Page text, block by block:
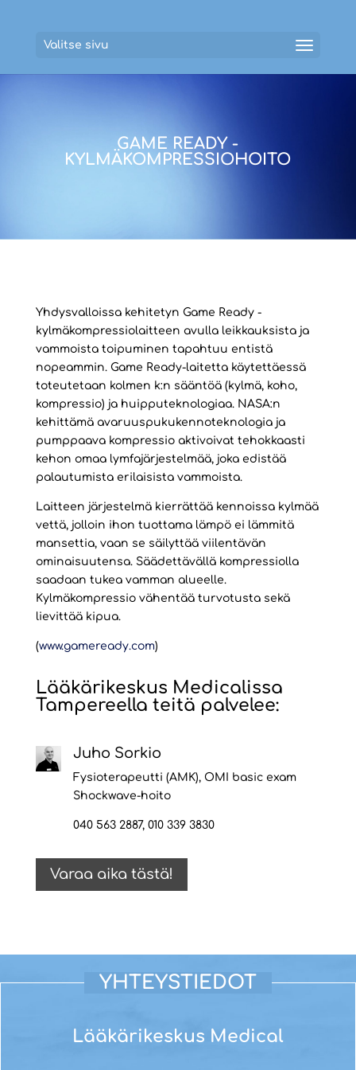
Valitse sivu
GAME READY -
KYLMÄKOMPRESSIOHOITO
Yhdysvalloissa kehitetyn Game Ready -
kylmäkompressiolaitteen avulla leikkauksista ja
vammoista toipuminen tapahtuu entistä
nopeammin. Game Ready-laitetta käytettäessä
toteutetaan kolmen k:n sääntöä (kylmä, koho,
kompressio) ja huipputeknologiaa. NASA:n
kehittämä avaruuspukukennoteknologia ja
pumppaava kompressio aktivoivat tehokkaasti
kehon omaa lymfajärjestelmää, joka edistää
palautumista erilaisista vammoista.
Laitteen järjestelmä kierrättää kennoissa kylmää
vettä, jolloin ihon tuottama lämpö ei lämmitä
mansettia, vaan se säilyttää viilentävän
ominaisuutensa. Säädettävällä kompressiolla
saadaan tukea vamman alueelle.
Kylmäkompressio vähentää turvotusta sekä
lievittää kipua.
(www.gameready.com)
Lääkärikeskus Medicalissa
Tampereella teitä palvelee:
Juho Sorkio
Fysioterapeutti (AMK), OMI basic exam
Shockwave-hoito
040 563 2887, 010 339 3830
Varaa aika tästä!
YHTEYSTIEDOT
Lääkärikeskus Medical